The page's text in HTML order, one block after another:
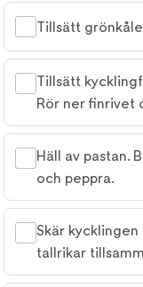
Tillsätt
Tillsätt
Rör ner finrivet
Häll av pastan.
och peppra.
Skär
tallrikar